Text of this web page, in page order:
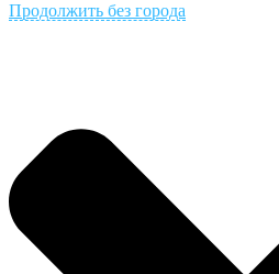
Продолжить без города